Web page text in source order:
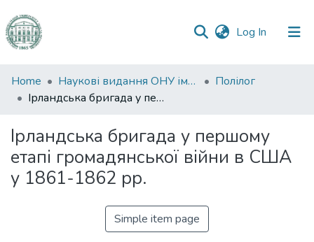
Log In (current)
Communities
&
All of DSpace
Statistics
Home Наукові видання ОНУ імені І. І. Мечникова
Полілог
Ірландська бригада у першому етапі громадянської війни в США у 1861-1862 рр.
Ірландська бригада у першому
етапі громадянської війни в США
у 1861-1862 рр.
Simple item page